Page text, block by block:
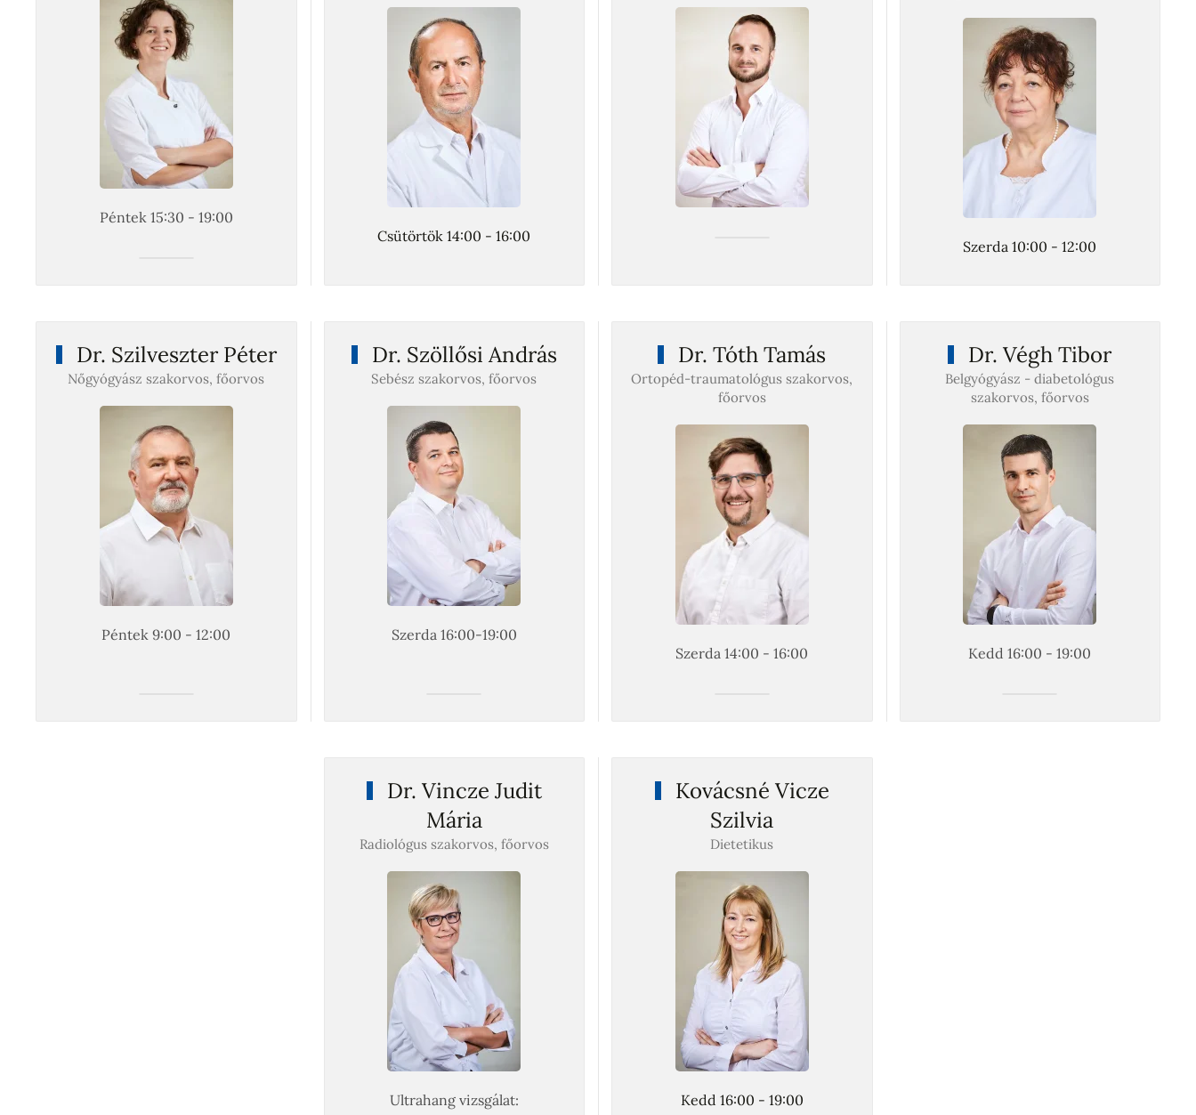
Péntek 15:30 - 19:00
Csütörtök 14:00 - 16:00
Szerda 10:00 - 12:00
Dr. Szilveszter Péter
Nőgyógyász szakorvos, főorvos
Péntek 9:00 - 12:00
Dr. Szöllősi András
Sebész szakorvos, főorvos
Szerda 16:00-19:00
Dr. Tóth Tamás
Ortopéd-traumatológus szakorvos,
főorvos
Szerda 14:00 - 16:00
Dr. Végh Tibor
Belgyógyász - diabetológus
szakorvos, főorvos
Kedd 16:00 - 19:00
Dr. Vincze Judit
Mária
Radiológus szakorvos, főorvos
Ultrahang vizsgálat:
Kovácsné Vicze
Szilvia
Dietetikus
Kedd 16:00 - 19:00